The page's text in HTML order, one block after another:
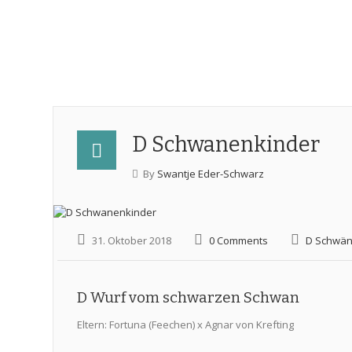
D Schwanenkinder
By Swantje Eder-Schwarz
31. Oktober 2018 0 Comments D
D Wurf vom schwarzen Schwan
Eltern: Fortuna (Feechen) x Agnar von Krefting